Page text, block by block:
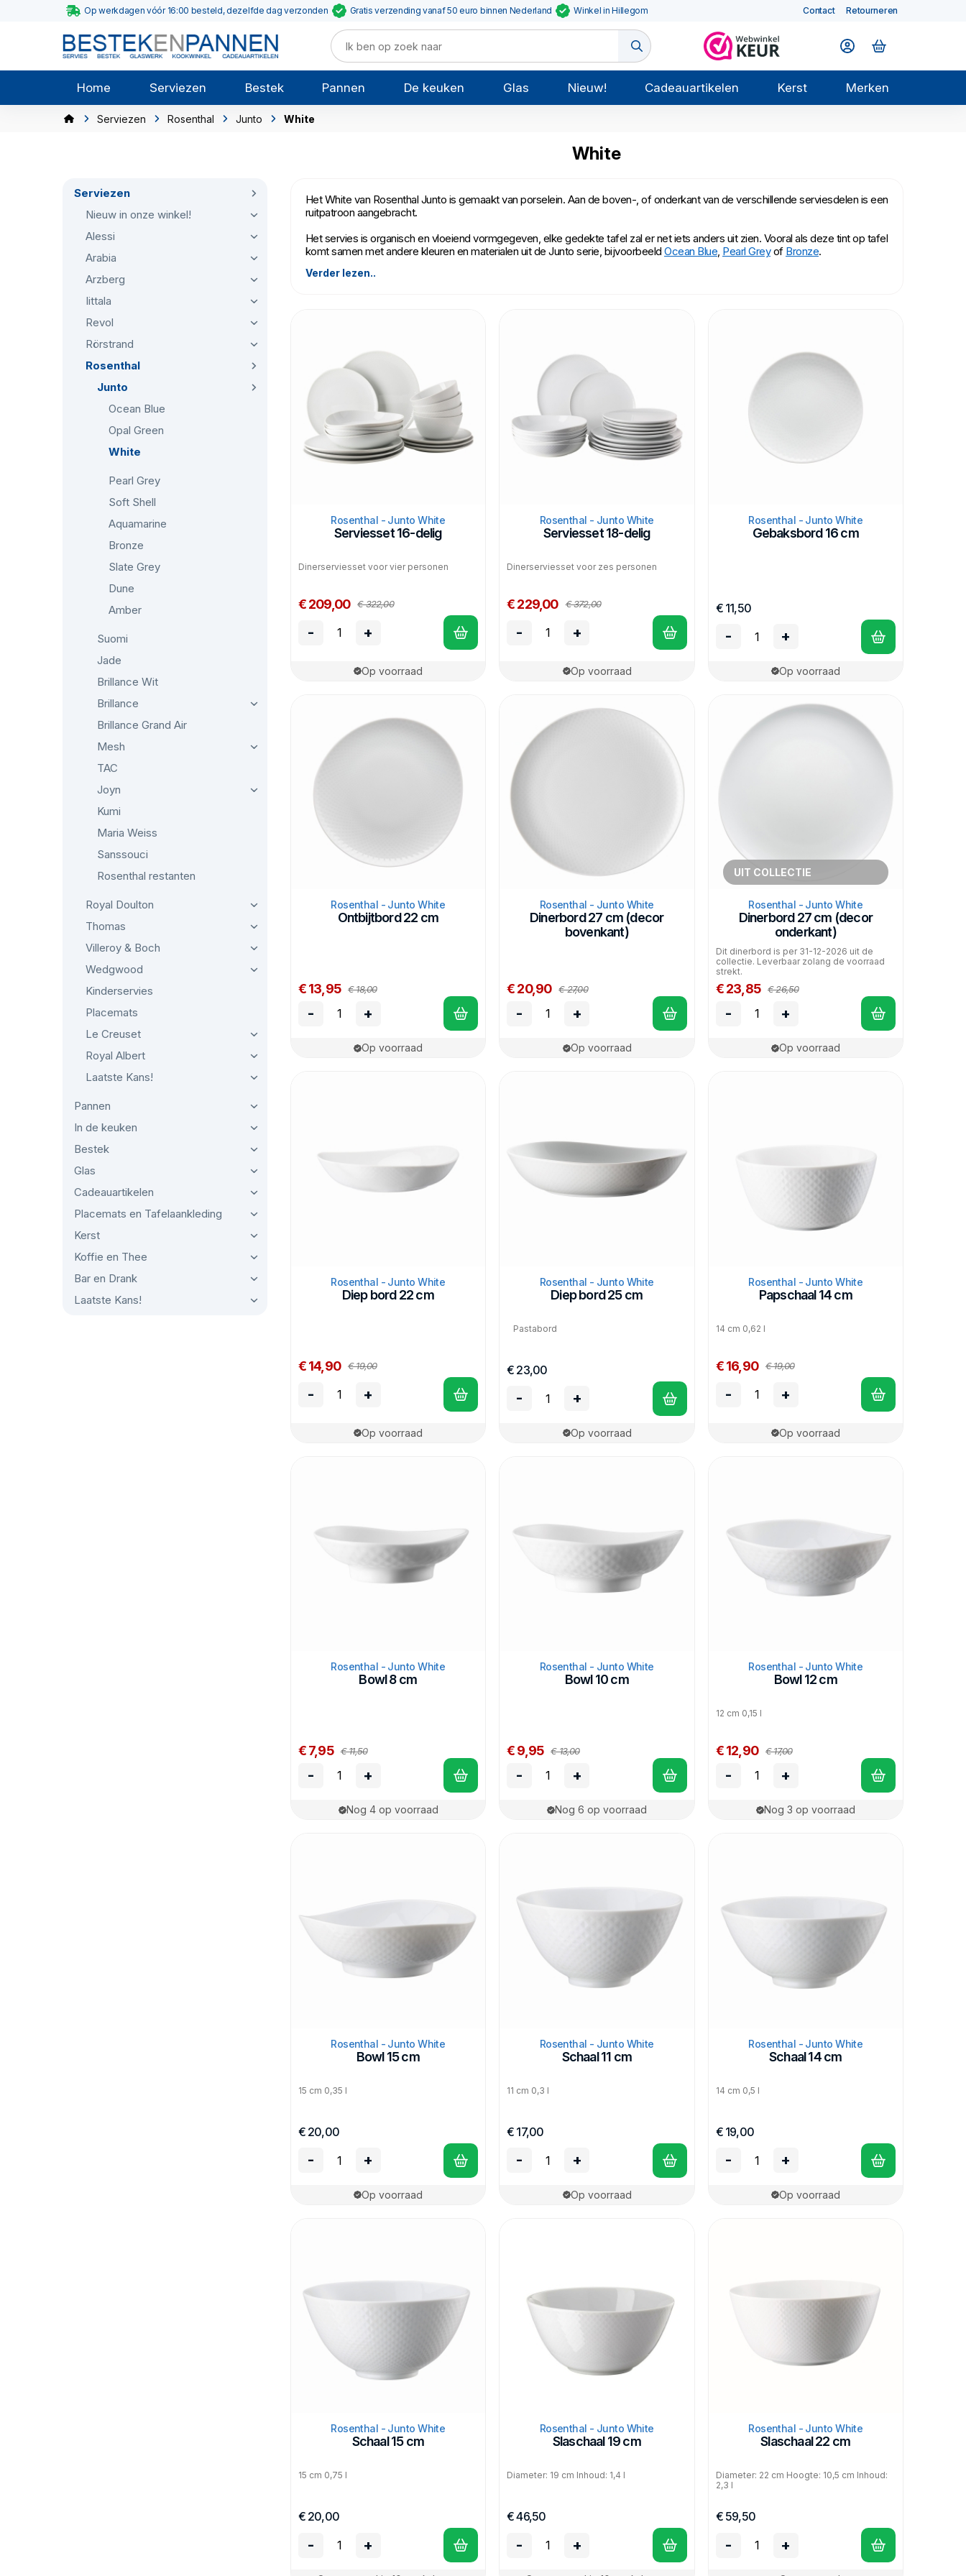
Op werkdagen vóór 16:00 besteld, dezelfde dag verzonden Gratis verzending vanaf 50 euro binnen Nederland Winkel in Hillegom Contact Retourneren
Home Serviezen Bestek Pannen De keuken Glas Nieuw! Cadeauartikelen Kerst Merken
Serviezen Rosenthal Junto White
Serviezen
Nieuw in onze winkel!
Alessi
Arabia
Arzberg
Iittala
Revol
Rörstrand
Rosenthal
Junto
Ocean Blue
Opal Green
White
Pearl Grey
Soft Shell
Aquamarine
Bronze
Slate Grey
Dune
Amber
Suomi
Jade
Brillance Wit
Brillance
Brillance Grand Air
Mesh
TAC
Joyn
Kumi
Maria Weiss
Sanssouci
Rosenthal restanten
Royal Doulton
Thomas
Villeroy & Boch
Wedgwood
Kinderservies
Placemats
Le Creuset
Royal Albert
Laatste Kans!
Pannen
In de keuken
Bestek
Glas
Cadeauartikelen
Placemats en Tafelaankleding
Kerst
Koffie en Thee
Bar en Drank
Laatste Kans!
White
Het White van Rosenthal Junto is gemaakt van porselein. Aan de boven-, of onderkant van de verschillende serviesdelen is een
ruitpatroon aangebracht.
Het servies is organisch en vloeiend vormgegeven, elke gedekte tafel zal er net iets anders uit zien. Vooral als deze tint op tafel
komt samen met andere kleuren en materialen uit de Junto serie, bijvoorbeeld Ocean Blue, Pearl Greyof Bronze.
Het White mag in de vaatwasser en de magnetron.
Verder lezen..
Rosenthal - Junto White
Serviesset 16-delig
Dinerserviesset voor vier personen
€ 209,00 € 322,00
- +
Op voorraad
Rosenthal - Junto White
Serviesset 18-delig
Dinerserviesset voor zes personen
€ 229,00 € 372,00
- +
Op voorraad
Rosenthal - Junto White
Gebaksbord 16 cm
€ 11,50
- +
Op voorraad
Rosenthal - Junto White
Ontbijtbord 22 cm
€ 13,95 € 18,00
- +
Op voorraad
Rosenthal - Junto White
Dinerbord 27 cm (decor
bovenkant)
€ 20,90 € 27,00
- +
Op voorraad
UIT COLLECTIE
Rosenthal - Junto White
Dinerbord 27 cm (decor
onderkant)
Dit dinerbord is per 31-12-2026 uit de
collectie. Leverbaar zolang de voorraad
strekt.
€ 23,85 € 26,50
- +
Op voorraad
Rosenthal - Junto White
Diep bord 22 cm
€ 14,90 € 19,00
- +
Op voorraad
Rosenthal - Junto White
Diep bord 25 cm
Pastabord
€ 23,00
- +
Op voorraad
Rosenthal - Junto White
Papschaal 14 cm
14 cm 0,62 l
€ 16,90 € 19,00
- +
Op voorraad
Rosenthal - Junto White
Bowl 8 cm
€ 7,95 € 11,50
- +
Nog 4 op voorraad
Rosenthal - Junto White
Bowl 10 cm
€ 9,95 € 13,00
- +
Nog 6 op voorraad
Rosenthal - Junto White
Bowl 12 cm
12 cm 0,15 l
€ 12,90 € 17,00
- +
Nog 3 op voorraad
Rosenthal - Junto White
Bowl 15 cm
15 cm 0,35 l
€ 20,00
- +
Op voorraad
Rosenthal - Junto White
Schaal 11 cm
11 cm 0,3 l
€ 17,00
- +
Op voorraad
Rosenthal - Junto White
Schaal 14 cm
14 cm 0,5 l
€ 19,00
- +
Op voorraad
Rosenthal - Junto White
Schaal 15 cm
15 cm 0,75 l
€ 20,00
- +
Rosenthal - Junto White
Slaschaal 19 cm
Diameter: 19 cm Inhoud: 1,4 l
€ 46,50
- +
Rosenthal - Junto White
Slaschaal 22 cm
Diameter: 22 cm Hoogte: 10,5 cm Inhoud:
2,3 l
€ 59,50
- +